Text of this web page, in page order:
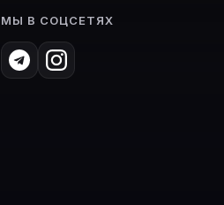
МЫ В СОЦСЕТЯХ